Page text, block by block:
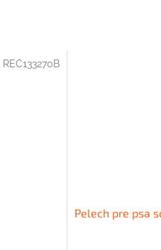
REC133270B
Pelech pre psa